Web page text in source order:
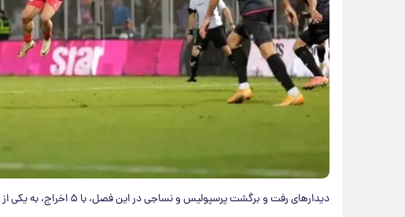
دیدارهای رفت و برگشت پرسپولیس و نساجی در این فصل، با ۵ اخراج، به یکی از پرتنش‌ترین دوئل‌های لیگ برتر تبدیل شد.